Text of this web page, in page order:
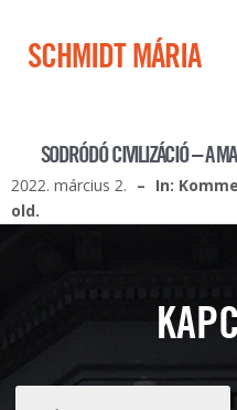
SCHMIDT MÁRIA
SODRÓDÓ CIVILIZÁCIÓ – A
2022. március 2.
In:
old.